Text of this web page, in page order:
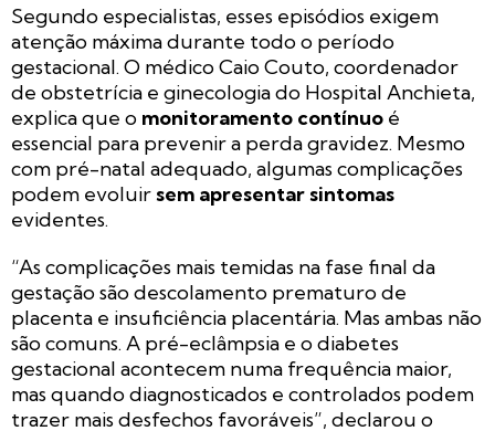
Segundo especialistas, esses episódios exigem
atenção máxima durante todo o período
gestacional. O médico Caio Couto, coordenador
de obstetrícia e ginecologia do Hospital Anchieta,
explica que o monitoramento contínuo é
essencial para prevenir a perda gravidez. Mesmo
com pré-natal adequado, algumas complicações
podem evoluirsem apresentar sintomas
evidentes.
“As complicações mais temidas na fase final da
gestação são descolamento prematuro de
placenta e insuficiência placentária. Mas ambas não
são comuns. A pré-eclâmpsia e o diabetes
gestacional acontecem numa frequência maior,
mas quando diagnosticados e controlados podem
trazer mais desfechos favoráveis”, declarou o